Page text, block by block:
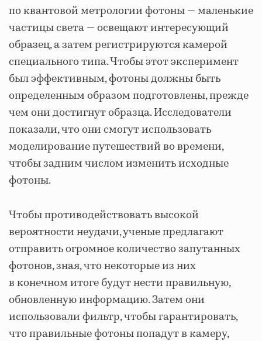
по квантовой метрологии фотоны — маленькие
частицы света — освещают интересующий
образец, а затем регистрируются камерой
специального типа. Чтобы этот эксперимент
был эффективным, фотоны должны быть
определенным образом подготовлены, прежде
чем они достигнут образца. Исследователи
показали, что они смогут использовать
моделирование путешествий во времени,
чтобы задним числом изменить исходные
фотоны.
Чтобы противодействовать высокой
вероятности неудачи, ученые предлагают
отправить огромное количество запутанных
фотонов, зная, что некоторые из них
в конечном итоге будут нести правильную,
обновленную информацию. Затем они
использовали фильтр, чтобы гарантировать,
что правильные фотоны попадут в камеру,